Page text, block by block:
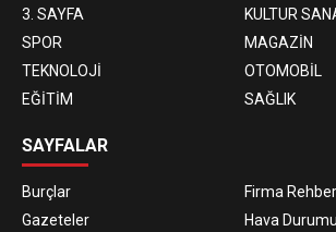
3. SAYFA
KULTUR
SPOR
MAGAZİN
TEKNOLOJİ
OTOMOBİL
EĞİTİM
SAĞLIK
SAYFALAR
Burçlar
Firma
Gazeteler
Hava Durumu